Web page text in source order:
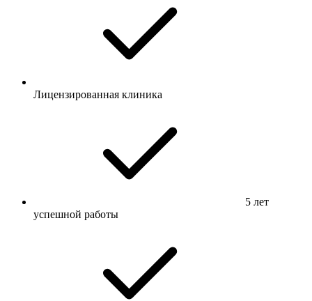
Лицензированная клиника
5 лет
успешной работы